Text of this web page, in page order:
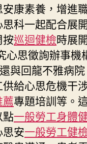
康素養，增進
科一起配合展
按巡迴健檢時展
心思徵詢辦事機
與回龍不雅病
給心思危機干
專題培訓等。
點一般勞工身體
安一般勞工健